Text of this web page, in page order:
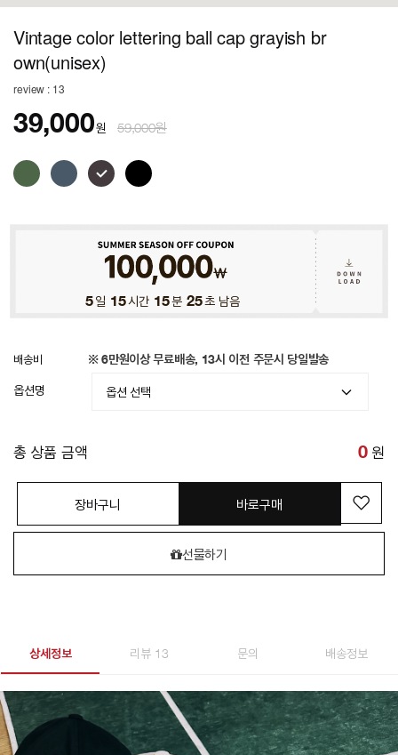
Vintage color lettering ball cap grayish br
own(unisex)
review : 13
39,000원 59,000원
5일 15시간 15분 22초 남음
배송비 ※ 6만원이상 무료배송, 13시 이전 주문시 당일발송
옵션명
총 상품 금액 0 원
장바구니 바로구매
선물하기
상세정보 리뷰 13 문의 배송정보